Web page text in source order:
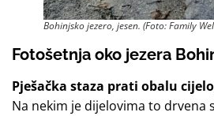
Bohinjsko jezero, jesen. (Foto: Family
Fotošetnja oko jezera
Pješačka staza prati obalu
Na nekim je dijelovima to drvena